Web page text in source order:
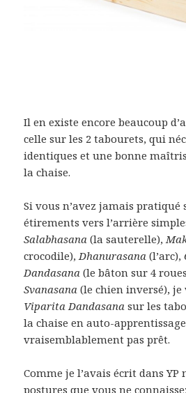
Il en existe encore beaucoup
celle sur les 2 tabourets, qui
identiques et une bonne
la chaise.
Si vous n’avez jamais pratiqué
étirements vers l’arrière
Salabhasana (la sauterelle),
crocodile),Dhanurasana (l’arc),
Dandasana (le bâton sur 4
Svanasana (le chien inversé), je
Viparita Dandasana sur les
la chaise en auto-
vraisemblablement pas prêt.
Comme je l’avais écrit dans YP
postures que vous ne